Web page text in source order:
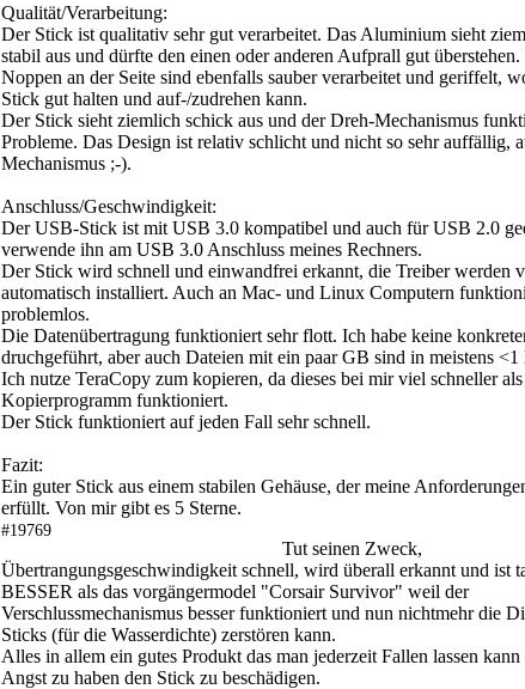
Qualität/Verarbeitung:
Der Stick ist qualitativ sehr gut verarbeitet. Das Aluminium sieht
stabil aus und dürfte den einen oder anderen Aufprall gut
Noppen an der Seite sind ebenfalls sauber verarbeitet und geriffelt,
Stick gut halten und auf-/zudrehen kann.
Der Stick sieht ziemlich schick aus und der Dreh-Mechanismus
Probleme. Das Design ist relativ schlicht und nicht so sehr auffällig,
Mechanismus ;-).
Anschluss/Geschwindigkeit:
Der USB-Stick ist mit USB 3.0 kompatibel und auch für USB 2.0
verwende ihn am USB 3.0 Anschluss meines Rechners.
Der Stick wird schnell und einwandfrei erkannt, die Treiber werden
automatisch installiert. Auch an Mac- und Linux Computern
problemlos.
Die Datenübertragung funktioniert sehr flott. Ich habe keine
druchgeführt, aber auch Dateien mit ein paar GB sind in meistens
Ich nutze TeraCopy zum kopieren, da dieses bei mir viel schneller
Kopierprogramm funktioniert.
Der Stick funktioniert auf jeden Fall sehr schnell.
Fazit:
Ein guter Stick aus einem stabilen Gehäuse, der meine
erfüllt. Von mir gibt es 5 Sterne.
#19769
Tut seinen Zweck,
Übertrangungsgeschwindigkeit schnell, wird überall erkannt und ist
BESSER als das vorgängermodel "Corsair Survivor" weil der
Verschlussmechanismus besser funktioniert und nun nichtmehr die
Sticks (für die Wasserdichte) zerstören kann.
Alles in allem ein gutes Produkt das man jederzeit Fallen lassen
Angst zu haben den Stick zu beschädigen.